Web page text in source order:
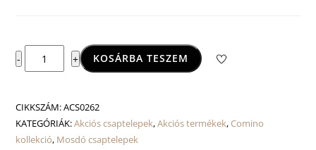
-
Comino
mosdó
mennyiség
+ KOSÁRBA TESZEM
CIKKSZÁM:ACS0262
KATEGÓRIÁK:Akciós csaptelepek,Akciós termékek,Comino
kollekció, Mosdó csaptelepek